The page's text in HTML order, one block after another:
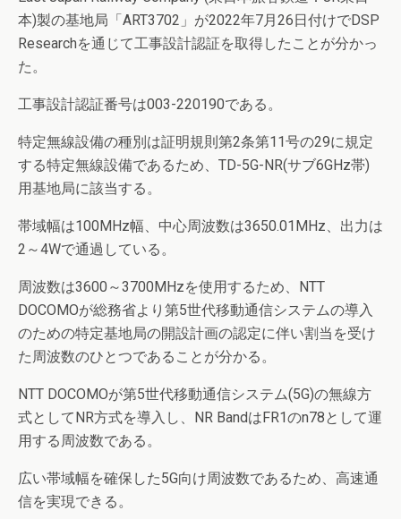
本)製の基地局「ART3702」が2022年7月26日付けでDSP
Researchを通じて工事設計認証を取得したことが分かっ
た。
工事設計認証番号は003-220190である。
特定無線設備の種別は証明規則第2条第11号の29に規定
する特定無線設備であるため、TD-5G-NR(サブ6GHz帯)
用基地局に該当する。
帯域幅は100MHz幅、中心周波数は3650.01MHz、出力は
2～4Wで通過している。
周波数は3600～3700MHzを使用するため、NTT
DOCOMOが総務省より第5世代移動通信システムの導入
のための特定基地局の開設計画の認定に伴い割当を受け
た周波数のひとつであることが分かる。
NTT DOCOMOが第5世代移動通信システム(5G)の無線方
式としてNR方式を導入し、NR BandはFR1のn78として運
用する周波数である。
広い帯域幅を確保した5G向け周波数であるため、高速通
信を実現できる。